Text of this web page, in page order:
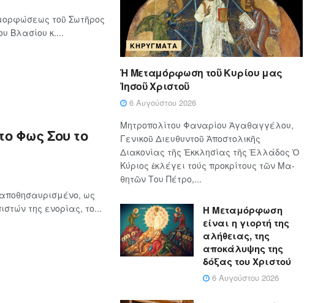
τοῦ Σωτῆρος
Βλασίου κ....
Φως Σου το
ως
της ενορίας, το...
ΚΗΡΎΓΜΑΤΑ
Ἡ Μεταμόρφωση τοῦ Κυρίου μας
Ἰησοῦ Χριστοῦ
6 Αυγούστου 2026
Μητροπολίτου Φαναρίου Ἀγαθαγγέλου,
Γενικοῦ Διευθυντοῦ Ἀποστολικῆς
Διακονίας τῆς Ἐκκλησίας τῆς Ἑλλάδος Ὁ
Κύ­ρι­ος ἐκλέγει τούς προ­κρί­τους τῶν Μα­
θη­τῶν Του Πέ­τρο,...
Η Μεταμόρφωση
είναι η γιορτή της
αλήθειας, της
αποκάλυψης της
δόξας του Χριστού
6 Αυγούστου 2026